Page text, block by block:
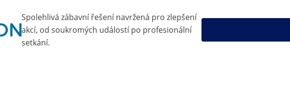
Spolehlivá zábavní řešení navržená pro zlepšení
akcí, od soukromých událostí po profesionální
setkání.